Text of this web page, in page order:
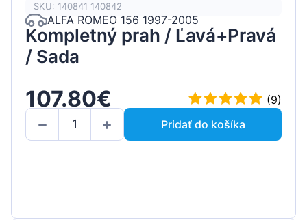
SKU: 140841 140842
ALFA ROMEO 156 1997-2005
Kompletný prah / Ľavá+Pravá
/ Sada
107.80€
(9)
Pridať do košíka